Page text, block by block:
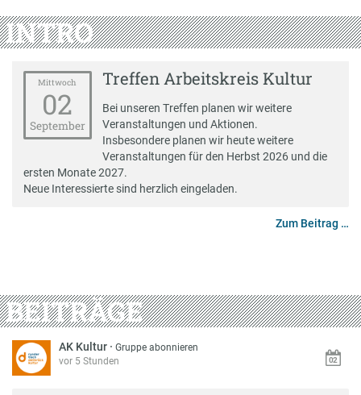
INTRO
Mittwoch
02
September
Treffen Arbeitskreis Kultur
Bei unseren Treffen planen wir weitere
Veranstaltungen und Aktionen.
Insbesondere planen wir heute weitere
Veranstaltungen für den Herbst 2026 und die
ersten Monate 2027.
Neue Interessierte sind herzlich eingeladen.
Zum Beitrag …
BEITRÄGE
AK Kultur ·Gruppe abonnieren
vor 5 Stunden